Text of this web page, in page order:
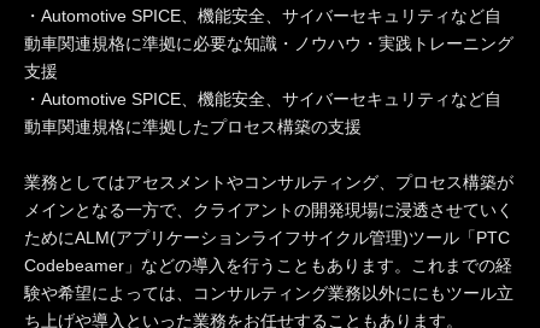
・Automotive SPICE、機能安全、サイバーセキュリティなど自
動車関連規格に準拠に必要な知識・ノウハウ・実践トレーニング
支援
・Automotive SPICE、機能安全、サイバーセキュリティなど自
動車関連規格に準拠したプロセス構築の支援
業務としてはアセスメントやコンサルティング、プロセス構築が
メインとなる一方で、クライアントの開発現場に浸透させていく
ためにALM(アプリケーションライフサイクル管理)ツール「PTC
Codebeamer」などの導入を行うこともあります。これまでの経
験や希望によっては、コンサルティング業務以外ににもツール立
ち上げや導入といった業務をお任せすることもあります。